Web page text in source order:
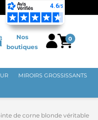
Nos
boutiques
0
MIROIRS GROSSISSANTS
de corne blonde véritable